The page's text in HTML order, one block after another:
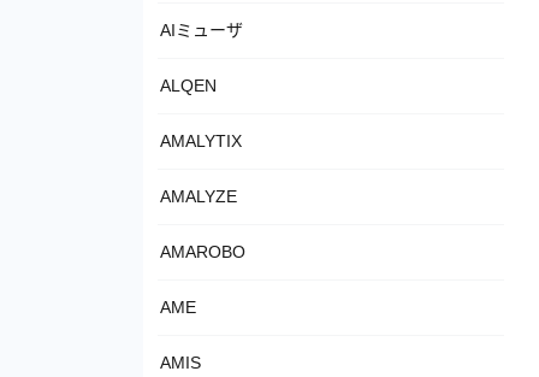
AIミューザ
ALQEN
AMALYTIX
AMALYZE
AMAROBO
AME
AMIS